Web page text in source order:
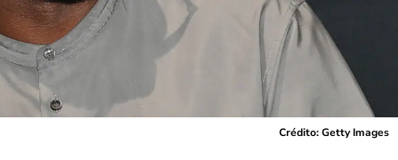
Crédito: Getty Images